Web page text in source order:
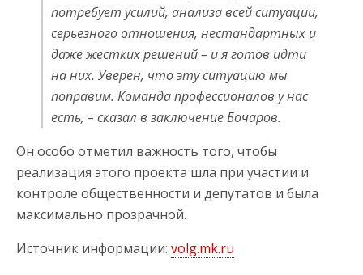
потребует усилий, анализа всей ситуации,
серьезного отношения, нестандартных и
даже жестких решений – и я готов идти
на них. Уверен, что эту ситуацию мы
поправим. Команда профессионалов у нас
есть, – сказал в заключение Бочаров.
Он особо отметил важность того, чтобы
реализация этого проекта шла при участии и
контроле общественности и депутатов и была
максимально прозрачной.
Источник информации: volg.mk.ru